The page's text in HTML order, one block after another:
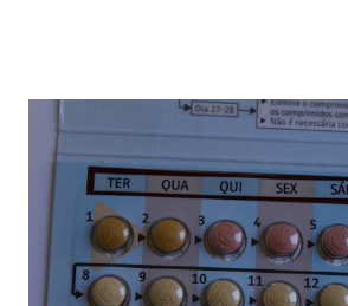
A pilula yasminelle® deve ser tomada
mesmo horário, durante 21 dias, após
dias de pausa (semana de descanso ou
7 dias descerá o período menstrual,
4° dia da pausa. As caixas seguintes
seguindo o esquema 1+7+21+7+21.... .